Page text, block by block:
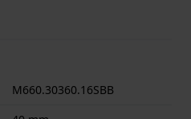
M660.30360.16SBB